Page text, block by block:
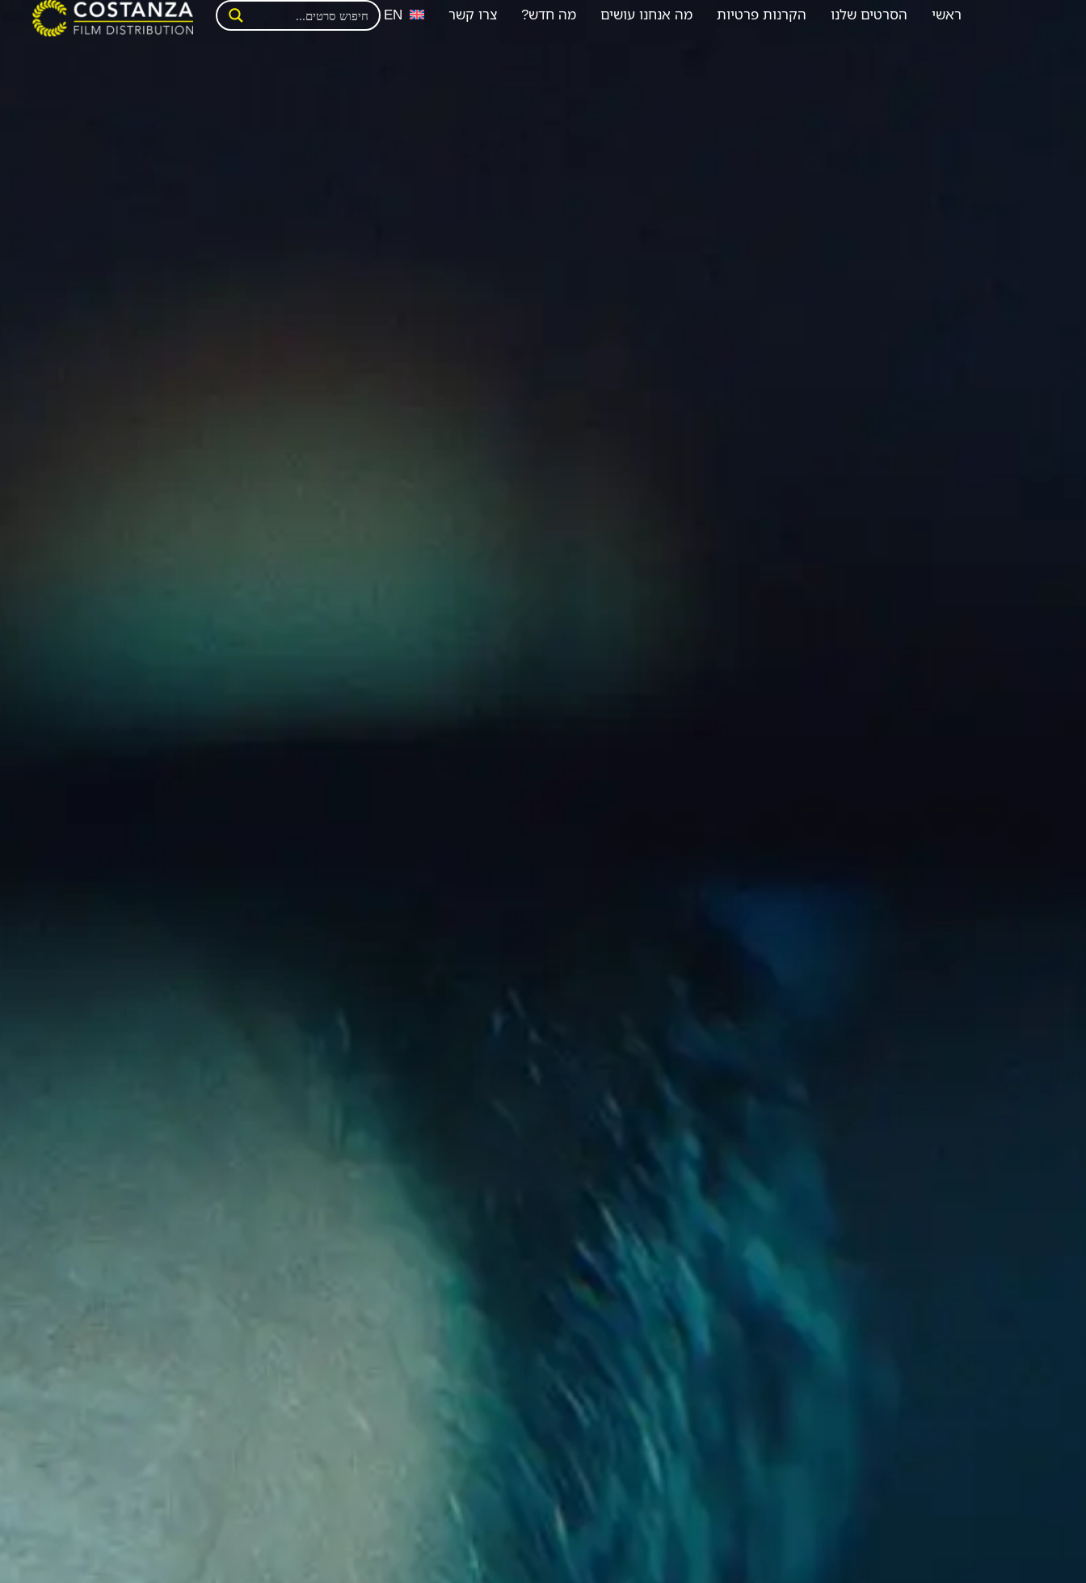
ראשי הסרטים שלנו הקרנות פרטיות מה אנחנו עושים מה חדש? צרו קשר EN